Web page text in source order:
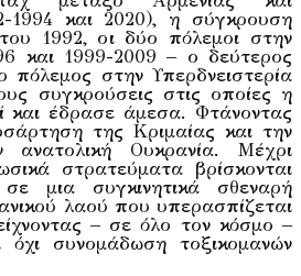
1994 και 2020), η σύγκρουση
1992, οι δύο πόλεμοι στην
και 1999-2009 – ο δεύτερος
πόλεμος στην Υπερδνειστερία
συγκρούσεις στις οποίες η
και έδρασε άμεσα. Φτάνοντας
της Κριμαίας και την
ανατολική Ουκρανία. Μέχρι
στρατεύματα βρίσκονται
μια συγκινητικά σθεναρή
λαού που υπερασπίζεται
– σε όλο τον κόσμο –
όχι συνομάδωση τοξικομανών